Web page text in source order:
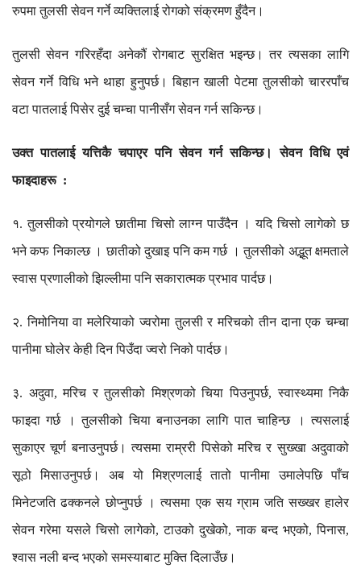
रुपमातुलसीसेवनगर्नेव्यक्तिलाईरोगकोसंक्रमणहुँदैन।
तुलसी सेवन गरिरहँदा अनेकौं रोगबाट सुरक्षित भइन्छ। तर त्यसका लागि
सेवन गर्ने विधि भने थाहा हुनुपर्छ। बिहान खाली पेटमा तुलसीको चाररपाँच
वटापातलाईपिसेरदुईचम्चापानीसँगसेवनगर्नसकिन्छ।
उक्त पातलाई यत्तिकै चपाएर पनि सेवन गर्न सकिन्छ। सेवन विधि एवं
फाइदाहरू:
१.तुलसीको प्रयोगले छातीमा चिसो लाग्न पाउँदैन । यदि चिसो लागेको छ
भने कफ निकाल्छ । छातीको दुखाइ पनि कम गर्छ । तुलसीको अद्भूत क्षमताले
स्वासप्रणालीकोझिल्लीमापनिसकारात्मकप्रभावपार्दछ।
२.निमोनिया वा मलेरियाको ज्वरोमा तुलसी र मरिचको तीन दाना एक चम्चा
पानीमाघोलेरकेहीदिनपिउँदाज्वरोनिकोपार्दछ।
३. अदुवा,मरिच र तुलसीको मिश्रणको चिया पिउनुपर्छ,स्वास्थ्यमा निकै
फाइदा गर्छ । तुलसीको चिया बनाउनका लागि पात चाहिन्छ । त्यसलाई
सुकाएर चूर्ण बनाउनुपर्छ। त्यसमा राम्ररी पिसेको मरिच र सुख्खा अदुवाको
सूठो मिसाउनुपर्छ। अब यो मिश्रणलाई तातो पानीमा उमालेपछि पाँच
मिनेटजति ढक्कनले छोप्नुपर्छ । त्यसमा एक सय ग्राम जति सख्खर हालेर
सेवन गरेमा यसले चिसो लागेको,टाउको दुखेको,नाक बन्द भएको,पिनास,
श्वासनलीबन्दभएकोसमस्याबाटमुक्तिदिलाउँछ।